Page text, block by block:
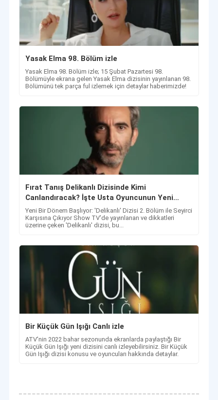
Yasak Elma 98. Bölüm izle
Yasak Elma 98. Bölüm izle; 15 Şubat Pazartesi 98.
Bölümüyle ekrana gelen Yasak Elma dizisinin yayınlanan 98.
Bölümünü tek parça ful izlemek için detaylar haberimizde!
Fırat Tanış Delikanlı Dizisinde Kimi
Canlandıracak? İşte Usta Oyuncunun Yeni
Karakteri
Yeni Bir Dönem Başlıyor: 'Delikanlı' Dizisi 2. Bölüm ile Seyirci
Karşısına Çıkıyor Show TV'de yayınlanan ve dikkatleri
üzerine çeken 'Delikanlı' dizisi, bu...
Bir Küçük Gün Işığı Canlı izle
ATV'nin 2022 bahar sezonunda ekranlarda paylaştığı Bir
Küçük Gün Işığı yeni dizisini canlı izleyebilirsiniz. Bir Küçük
Gün Işığı dizisi konusu ve oyuncuları hakkında detaylar.